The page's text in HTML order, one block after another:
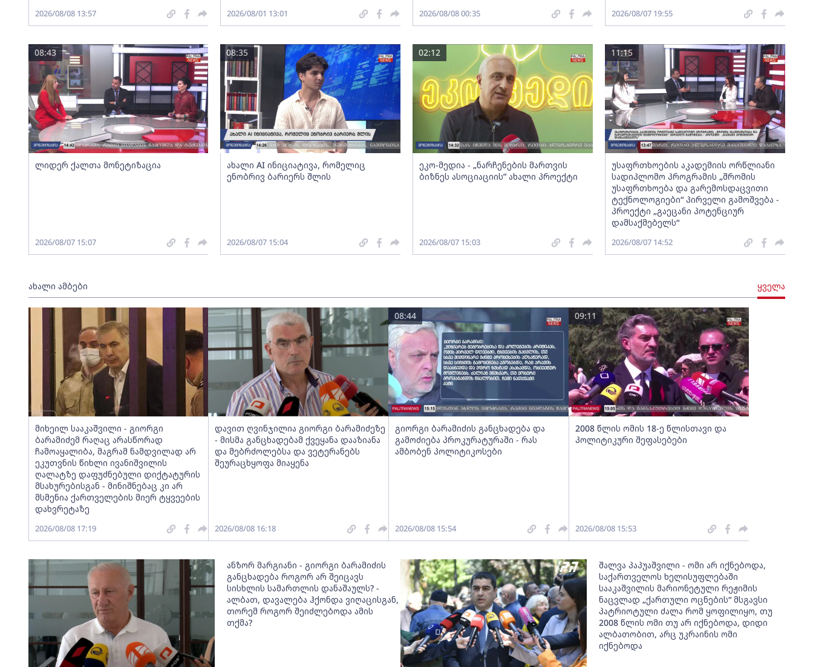
2026/08/08 13:57 2026/08/01 13:01 2026/08/08 00:35 2026/08/07 19:55
ლიდერ ქალთა მონეტიზაცია
08:43
2026/08/07 15:07
ახალი AI ინიციატივა, რომელიც
ენობრივ ბარიერს შლის
08:35
2026/08/07 15:04
ეკო-მედია - „ნარჩენების მართვის
ბიზნეს ასოციაციის” ახალი პროექტი
02:12
2026/08/07 15:03
უსაფრთხოების აკადემიის ორწლიანი
სადიპლომო პროგრამის „შრომის
უსაფრთხოება და გარემოსდაცვითი
ტექნოლოგიები“ პირველი გამოშვება -
პროექტი „გაეცანი პოტენციურ
დამსაქმებელს“
11:15
2026/08/07 14:52
ახალი ამბები ყველა
მიხეილ სააკაშვილი - გიორგი
ბარამიძემ რაღაც არასწორად
ჩამოაყალიბა, მაგრამ ნამდვილად არ
ეკუთვნის წიხლი ივანიშვილის
ღალატზე დაფუძნებული დიქტატურის
მსახურებისგან - მინიშნებაც კი არ
მსმენია ქართველების მიერ ტყვეების
დახვრეტაზე
2026/08/08 17:19
დავით ღვინჯილია გიორგი ბარამიძეზე
- მისმა განცხადებამ ქვეყანა დააზიანა
და მებრძოლებსა და ვეტერანებს
შეურაცხყოფა მიაყენა
2026/08/08 16:18
გიორგი ბარამიძის განცხადება და
გამოძიება პროკურატურაში - რას
ამბობენ პოლიტიკოსები
08:44
2026/08/08 15:54
2008 წლის ომის 18-ე წლისთავი და
პოლიტიკური შეფასებები
09:11
2026/08/08 15:53
ანზორ მარგიანი - გიორგი ბარამიძის
განცხადება როგორ არ შეიცავს
სისხლის სამართლის დანაშაულს? -
ალბათ, დავალება ჰქონდა ვიღაცისგან,
თორემ როგორ შეიძლებოდა ამის
თქმა?
შალვა პაპუაშვილი - ომი არ იქნებოდა,
საქართველოს ხელისუფლებაში
სააკაშვილის მარიონეტული რეჟიმის
ნაცვლად „ქართული ოცნების“ მსგავსი
პატრიოტული ძალა რომ ყოფილიყო, თუ
2008 წლის ომი თუ არ იქნებოდა, დიდი
ალბათობით, არც უკრაინის ომი
იქნებოდა